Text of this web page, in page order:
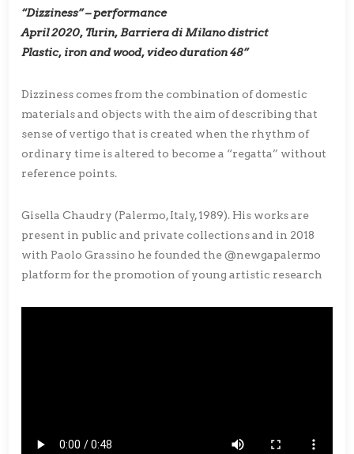
“Dizziness” – performance
April 2020, Turin, Barriera di Milano district
Plastic, iron and wood, video duration 48”
Dizziness comes from the combination of domestic
materials and objects with the aim of describing that
sense of vertigo that is created when the rhythm of
ordinary time is altered to become a “regatta” without
reference points.
Gisella Chaudry (Palermo, Italy, 1989). His works are
present in public and private collections and in 2018
with Paolo Grassino he founded the @newgapalermo
platform for the promotion of young artistic research